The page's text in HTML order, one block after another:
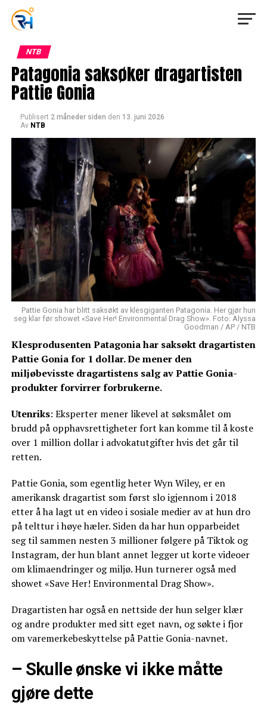
NTB
Patagonia saksøker dragartisten
Pattie Gonia
Publisert 2 måneder siden den 13. juni 2026
Av NTB
Pattie Gonia har blitt saksøkt av klesgiganten Patagonia. Her gjør hun
seg klar før showet «Save Her! Environmental Drag Show». Foto: Alyssa
Goodman / AP / NTB
Klesprodusenten Patagonia har saksøkt dragartisten
Pattie Gonia for 1 dollar. De mener den
miljøbevisste dragartistens salg av Pattie Gonia-
produkter forvirrer forbrukerne.
Utenriks: Eksperter mener likevel at søksmålet om
brudd på opphavsrettigheter fort kan komme til å koste
over 1 million dollar i advokatutgifter hvis det går til
retten.
Pattie Gonia, som egentlig heter Wyn Wiley, er en
amerikansk dragartist som først slo igjennom i 2018
etter å ha lagt ut en video i sosiale medier av at hun dro
på telttur i høye hæler. Siden da har hun opparbeidet
seg til sammen nesten 3 millioner følgere på Tiktok og
Instagram, der hun blant annet legger ut korte videoer
om klimaendringer og miljø. Hun turnerer også med
showet «Save Her! Environmental Drag Show».
Dragartisten har også en nettside der hun selger klær
og andre produkter med sitt eget navn, og søkte i fjor
om varemerkebeskyttelse på Pattie Gonia-navnet.
– Skulle ønske vi ikke måtte
gjøre dette